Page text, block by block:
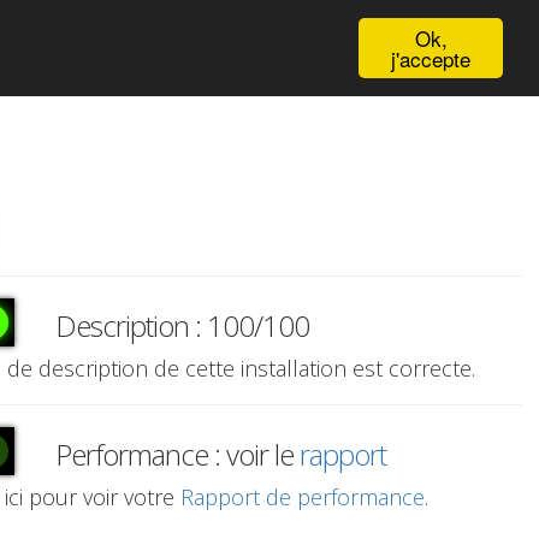
Ok,
j'accepte
Description : 100/100
de description de cette installation est correcte.
Performance : voir lerapport
ici pour voir votre Rapport de performance.